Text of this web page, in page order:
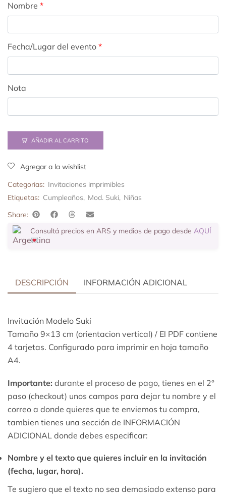
Nombre *
Fecha/Lugar del evento *
Nota
AÑADIR AL CARRITO
Agregar a la wishlist
Categorias: Invitaciones imprimibles
Etiquetas: Cumpleaños, Mod. Suki, Niñas
Share:
Consultá precios en ARS y medios de pago desde AQUÍ
DESCRIPCIÓN INFORMACIÓN ADICIONAL
Invitación Modelo Suki
Tamaño 9×13 cm (orientacion vertical) / El PDF contiene
4 tarjetas. Configurado para imprimir en hoja tamaño
A4.
Importante: durante el proceso de pago, tienes en el 2°
paso (checkout) unos campos para dejar tu nombre y el
correo a donde quieres que te enviemos tu compra,
tambien tienes una sección de INFORMACIÓN
ADICIONAL donde debes especificar:
Nombre y el texto que quieres incluir en la invitación
(fecha, lugar, hora).
Te sugiero que el texto no sea demasiado extenso para